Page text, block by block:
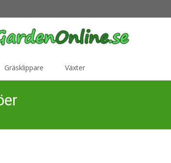
Gräsklippare Växter